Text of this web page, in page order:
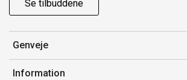
Se tilbuddene
Genveje
Min side
Information